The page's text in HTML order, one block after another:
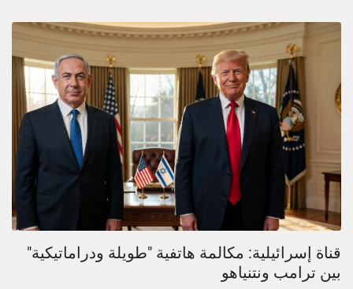
قناة إسرائيلية: مكالمة هاتفية "طويلة ودراماتيكية"
بين ترامب ونتنياهو